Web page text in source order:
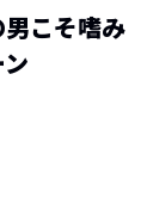
こそ嗜み